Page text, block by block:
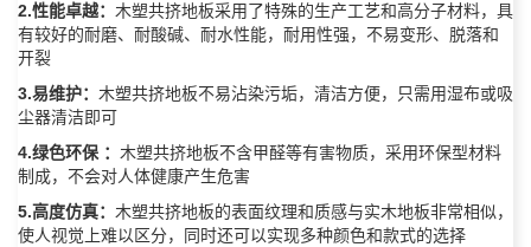
2.性能卓越： 木塑共挤地板采用了特殊的生产工艺和高分子材料，具
有较好的耐磨、耐酸碱、耐水性能，耐用性强，不易变形、脱落和
开裂
3.易维护： 木塑共挤地板不易沾染污垢，清洁方便，只需用湿布或吸
尘器清洁即可
4.绿色环保 ： 木塑共挤地板不含甲醛等有害物质，采用环保型材料
制成，不会对人体健康产生危害
5.高度仿真： 木塑共挤地板的表面纹理和质感与实木地板非常相似，
使人视觉上难以区分，同时还可以实现多种颜色和款式的选择